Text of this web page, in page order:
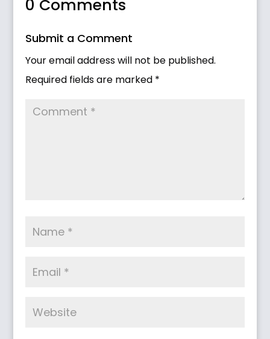
0 Comments
Submit a Comment
Your email address will not be published.
Required fields are marked *